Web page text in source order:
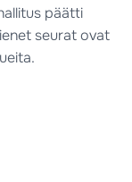
päätti
seurat ovat